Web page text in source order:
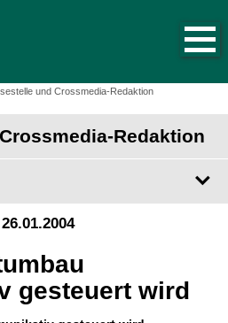
und Crossmedia-Redaktion
Redaktion
gesteuert wird